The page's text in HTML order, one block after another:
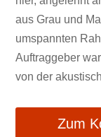
aus Grau und
umspannten
Auftraggeber
von der
Zum